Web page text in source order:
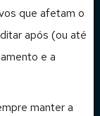
que afetam o
após (ou até
e a
manter a